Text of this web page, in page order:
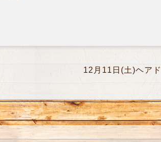
12月11日(土)ヘア